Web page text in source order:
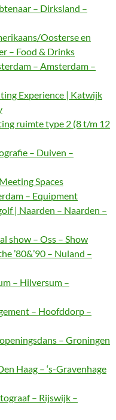
– Dirksland –
Oosterse en
– Food & Drinks
– Amsterdam –
Experience | Katwijk
ruimte type 2 (8 t/m 12
– Duiven –
Spaces
– Equipment
| Naarden – Naarden –
show – Oss – Show
’80&’90 – Nuland –
– Hilversum –
– Hoofddorp –
– Groningen
Haag – ‘s-Gravenhage
– Rijswijk –